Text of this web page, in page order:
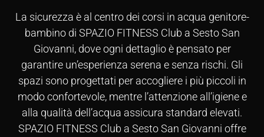
La sicurezza è al centro dei corsi in acqua genitore-
bambino di SPAZIO FITNESS Club a Sesto San
Giovanni, dove ogni dettaglio è pensato per
garantire un’esperienza serena e senza rischi. Gli
spazi sono progettati per accogliere i più piccoli in
modo confortevole, mentre l’attenzione all’igiene e
alla qualità dell’acqua assicura standard elevati.
SPAZIO FITNESS Club a Sesto San Giovanni offre